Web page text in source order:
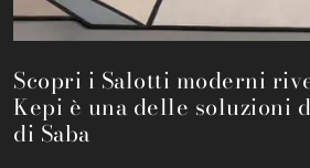
Scopri i Salotti moderni
Kepi è una delle soluzioni
di Saba